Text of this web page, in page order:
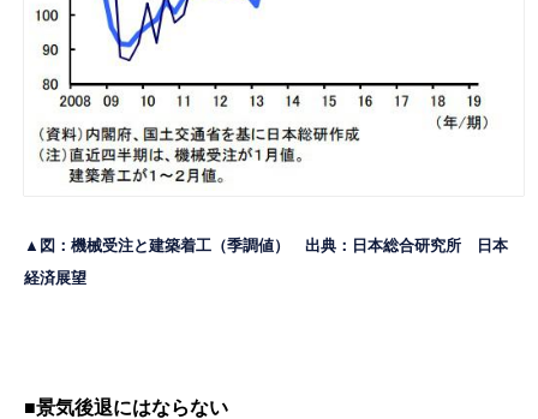
▲図：機械受注と建築着工（季調値） 出典：日本総合研究所
日本
経済展望
■景気後退にはならない